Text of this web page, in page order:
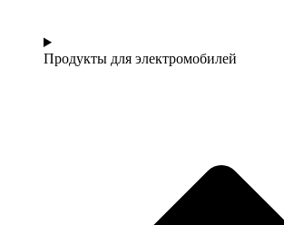
Продукты для электромобилей